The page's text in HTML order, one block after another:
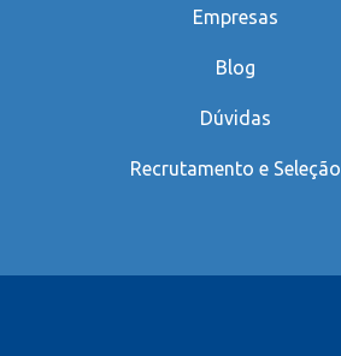
Empresas
Blog
Dúvidas
Recrutamento e Seleção